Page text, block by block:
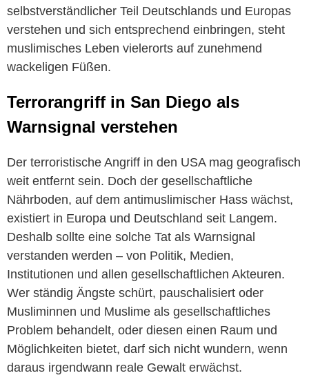
selbstverständlicher Teil Deutschlands und Europas
verstehen und sich entsprechend einbringen, steht
muslimisches Leben vielerorts auf zunehmend
wackeligen Füßen.
Terrorangriff in San Diego als
Warnsignal verstehen
Der terroristische Angriff in den USA mag geografisch
weit entfernt sein. Doch der gesellschaftliche
Nährboden, auf dem antimuslimischer Hass wächst,
existiert in Europa und Deutschland seit Langem.
Deshalb sollte eine solche Tat als Warnsignal
verstanden werden – von Politik, Medien,
Institutionen und allen gesellschaftlichen Akteuren.
Wer ständig Ängste schürt, pauschalisiert oder
Musliminnen und Muslime als gesellschaftliches
Problem behandelt, oder diesen einen Raum und
Möglichkeiten bietet, darf sich nicht wundern, wenn
daraus irgendwann reale Gewalt erwächst.